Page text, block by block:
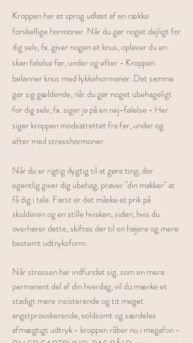
​Kroppen har et sprog udløst af en række
forskellige hormoner. Når du gør noget dejligt for
dig selv, fx. giver nogen et knus, oplever du en
skøn følelse før, under og efter - Kroppen
belønner knus med lykkehormoner. Det samme
gør sig gældende, når du gør noget ubehageligt
for dig selv, fx. siger ja på en nej-følelse - Her
siger kroppen modsatrettet fra før, under og
efter med stresshormoner.
Når du er rigtig dygtig til at gøre ting, der
egentlig giver dig ubehag, prøver "din makker" at
få dig i tale. Først er det måske et prik på
skulderen og en stille hvisken, siden, hvis du
overhører dette, skiftes der til en højere og mere
bestemt udtryksform.
Når stressen har indfundet sig, som en mere
permanent del af din hverdag, vil du mærke et
stadigt mere insisterende og tit meget
angstprovokerende, voldsomt og særdeles
afmægtigt udtryk - kroppen råber nu i megafon -